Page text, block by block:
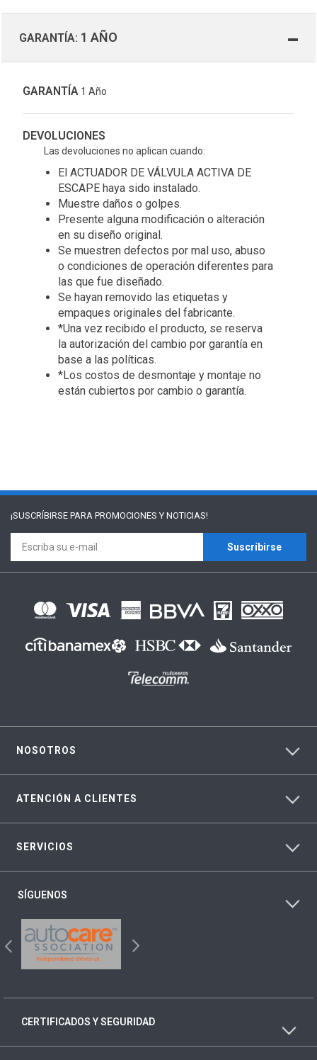
GARANTÍA: 1 AÑO
GARANTÍA 1 Año
DEVOLUCIONES
Las devoluciones no aplican cuando:
El ACTUADOR DE VÁLVULA ACTIVA DE
ESCAPE haya sido instalado.
Muestre daños o golpes.
Presente alguna modificación o alteración
en su diseño original.
Se muestren defectos por mal uso, abuso
o condiciones de operación diferentes para
las que fue diseñado.
Se hayan removido las etiquetas y
empaques originales del fabricante.
*Una vez recibido el producto, se reserva
la autorización del cambio por garantía en
base a las políticas.
*Los costos de desmontaje y montaje no
están cubiertos por cambio o garantía.
¡SUSCRÍBIRSE PARA PROMOCIONES Y NOTICIAS!
Suscríbirse
NOSOTROS
ATENCIÓN A CLIENTES
SERVICIOS
SÍGUENOS
CERTIFICADOS Y SEGURIDAD